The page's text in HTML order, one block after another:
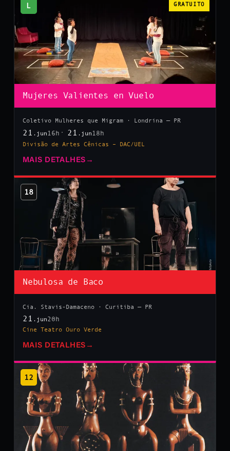
L GRATUITO
Mujeres Valientes en Vuelo
Coletivo Mulheres que Migram · Londrina — PR
21 .jun 16h 21 .jun 18h
Divisão de Artes Cênicas – DAC/UEL
MAIS DETALHES →
18
Nebulosa de Baco
Cia. Stavis-Damaceno · Curitiba — PR
21 .jun20h
Cine Teatro Ouro Verde
MAIS DETALHES →
12